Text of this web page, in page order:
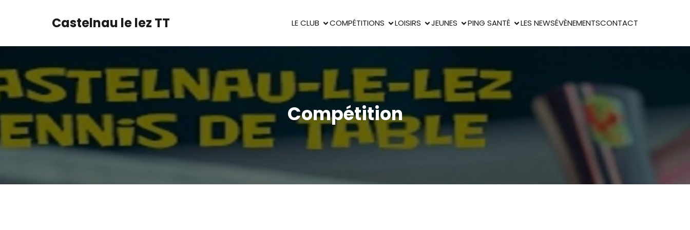
Castelnau le lez TT LE CLUB COMPÉTITIONS LOISIRS JEUNES PING SANTÉ LES NEWSÉVÈNEMENTSCONTACT
Compétition